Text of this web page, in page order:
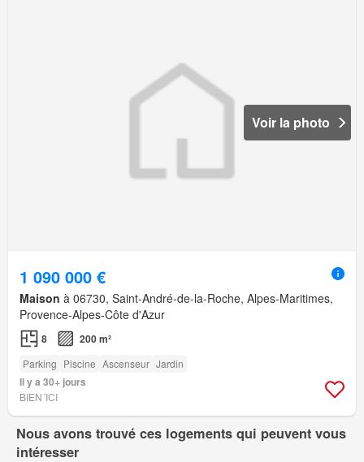
Voir la photo
1 090 000 €
Maison à 06730, Saint-André-de-la-Roche, Alpes-Maritimes,
Provence-Alpes-Côte d'Azur
8 200 m²
Parking Piscine Ascenseur Jardin
Il y a 30+ jours
BIEN´ICI
Nous avons trouvé ces logements qui peuvent vous
intéresser